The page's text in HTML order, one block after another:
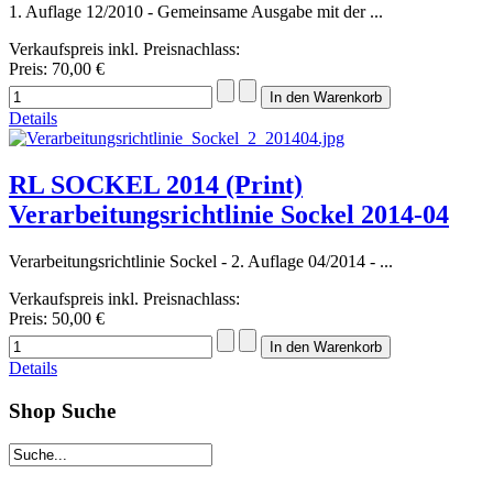
1. Auflage 12/2010 - Gemeinsame Ausgabe mit der ...
Verkaufspreis inkl. Preisnachlass:
Preis: 70,00 €
Details
RL SOCKEL 2014 (Print)
Verarbeitungsrichtlinie Sockel 2014-04
Verarbeitungsrichtlinie Sockel - 2. Auflage 04/2014 - ...
Verkaufspreis inkl. Preisnachlass:
Preis: 50,00 €
Details
Shop Suche